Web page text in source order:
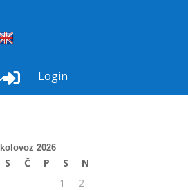
 Login
kolovoz 2026
S Č P S
N
1
2